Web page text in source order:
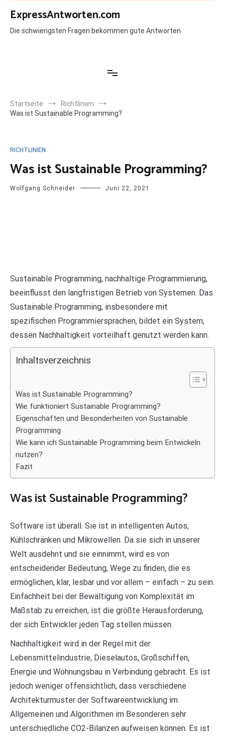
Zum
Inhalt
springen
ExpressAntworten.com
Die schwierigsten Fragen bekommen gute Antworten
Startseite
Richtlinien
Was ist Sustainable Programming?
RICHTLINIEN
Was ist Sustainable Programming?
Wolfgang Schneider Juni 22, 2021
Sustainable Programming, nachhaltige Programmierung,
beeinflusst den langfristigen Betrieb von Systemen. Das
Sustainable Programming, insbesondere mit
spezifischen Programmiersprachen, bildet ein System,
dessen Nachhaltigkeit vorteilhaft genutzt werden kann.
Inhaltsverzeichnis
Was ist Sustainable Programming?
Wie funktioniert Sustainable Programming?
Eigenschaften und Besonderheiten von Sustainable
Programming
Wie kann ich Sustainable Programming beim Entwickeln
nutzen?
Fazit
Was ist Sustainable Programming?
Software ist überall. Sie ist in intelligenten Autos,
Kühlschränken und Mikrowellen. Da sie sich in unserer
Welt ausdehnt und sie einnimmt, wird es von
entscheidender Bedeutung, Wege zu finden, die es
ermöglichen, klar, lesbar und vor allem – einfach – zu sein.
Einfachheit bei der Bewältigung von Komplexität im
Maßstab zu erreichen, ist die größte Herausforderung,
der sich Entwickler jeden Tag stellen müssen.
Nachhaltigkeit wird in der Regel mit der
Lebensmittelindustrie, Dieselautos, Großschiffen,
Energie und Wohnungsbau in Verbindung gebracht. Es ist
jedoch weniger offensichtlich, dass verschiedene
Architekturmuster der Softwareentwicklung im
Allgemeinen und Algorithmen im Besonderen sehr
unterschiedliche CO2-Bilanzen aufweisen können. Es ist